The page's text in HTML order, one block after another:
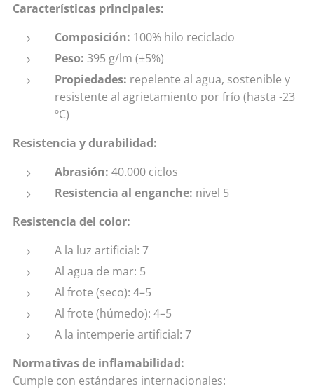
Características principales:
Composición: 100% hilo reciclado
Peso: 395 g/lm (±5%)
Propiedades: repelente al agua, sostenible y
resistente al agrietamiento por frío (hasta -23
ºC)
Resistencia y durabilidad:
Abrasión: 40.000 ciclos
Resistencia al enganche: nivel 5
Resistencia del color:
A la luz artificial: 7
Al agua de mar: 5
Al frote (seco): 4–5
Al frote (húmedo): 4–5
A la intemperie artificial: 7
Normativas de inflamabilidad:
Cumple con estándares internacionales: